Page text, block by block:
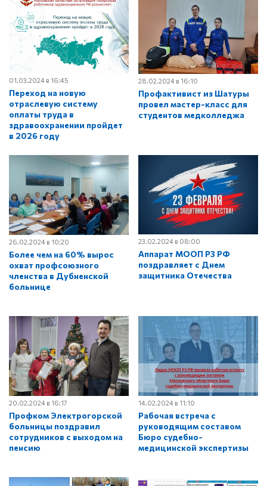
01.03.2024 в 16:45
Переход на новую
отраслевую систему
оплаты труда в
здравоохранении пройдет
в 2026 году
28.02.2024 в 16:10
Профактивист из Шатуры
провел мастер-класс для
студентов медколледжа
26.02.2024 в 10:20
Более чем на 60% вырос
охват профсоюзного
членства в Дубненской
больнице
23.02.2024 в 08:00
Аппарат МООП РЗ РФ
поздравляет с Днем
защитника Отечества
20.02.2024 в 16:17
Профком Электрогорской
больницы поздравил
сотрудников с выходом на
пенсию
14.02.2024 в 11:10
Рабочая встреча с
руководящим составом
Бюро судебно-
медицинской экспертизы